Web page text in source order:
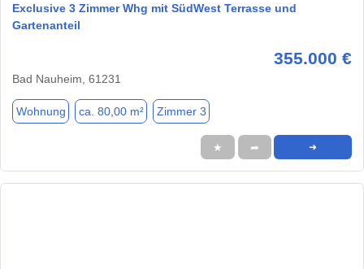
Exclusive 3 Zimmer Whg mit SüdWest Terrasse und
Gartenanteil
355.000 €
Bad Nauheim, 61231
Wohnung ca. 80,00 m² Zimmer 3
★ ➦ ➜